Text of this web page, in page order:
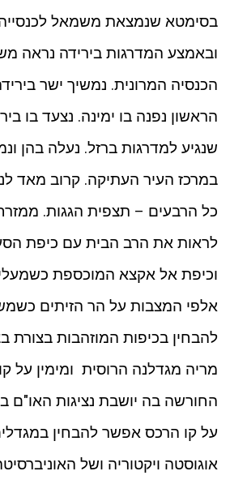
בסימטא שנמצאת משמאל
ובאמצע המדרגות בירידה נראה
הכנסיה המרונית. נמשיך ישר
שנגיע למדרגות ברזל. נעלה בהן
במרכז העיר העתיקה. קרוב מאד
כל הרבעים – תצפית הגגות. ממזרח
לראות את הרב הבית עם כיפת
וכיפת אל אקצא המוכספת
אלפי המצבות על הר הזיתים
להבחין בכיפות המוזהבות בצורת
מריה מגדלנה הרוסית ומימין על
החורשה בה יושבת נציגות האו"ם
על קו הרכס אפשר להבחין
אוגוסטה ויקטוריה ושל